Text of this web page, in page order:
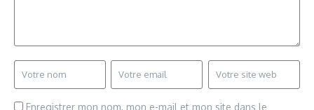
Enregistrer mon nom, mon e-mail et mon site dans le